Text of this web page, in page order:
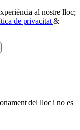
al nostre lloc;
de privacitat &
del lloc i no es